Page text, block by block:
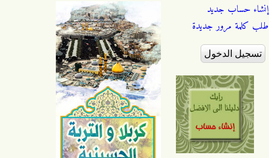
إنشاء حساب جديد
طلب كلمة مرور جديدة